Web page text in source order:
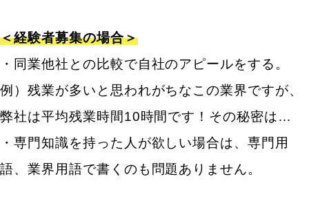
＜経験者募集の場合＞
・同業他社との比較で自社のアピールをする。
例）残業が多いと思われがちなこの業界ですが、
弊社は平均残業時間10時間です！その秘密は…
・専門知識を持った人が欲しい場合は、専門用
語、業界用語で書くのも問題ありません。